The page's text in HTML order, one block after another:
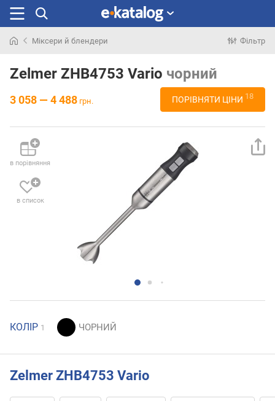
раніше
Міксери й блендери Фільтр
Zelmer ZHB4753 Vario чорний
3 058 — 4 488 грн. ПОРІВНЯТИ ЦІНИ 18
в порівняння
в список
КОЛІР 1
Zelmer ZHB4753 Vario